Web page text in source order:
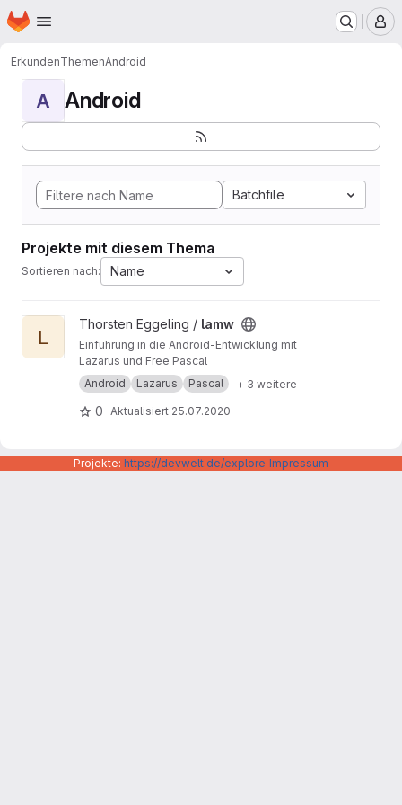
Zum Hauptinhalt springen
Startseite
ErkundenThemenAndroid
A Android
Batchfile
Projekte mit diesem Thema
Sortieren nach: Name
Projekt lamw ansehen
L
Thorsten Eggeling / lamw
Einführung in die Android-Entwicklung mit
Lazarus und Free Pascal
Android
Lazarus Pascal + 3 weitere
0 Aktualisiert 25.07.2020
Projekte: https://devwelt.de/explore Impressum